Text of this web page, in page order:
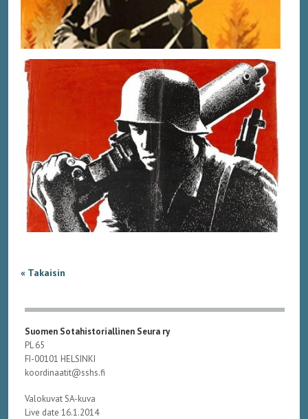
« Takaisin
Suomen Sotahistoriallinen Seura ry
PL 65
FI-00101 HELSINKI
koordinaatit@sshs.fi
Valokuvat SA-kuva
Live date 16.1.2014